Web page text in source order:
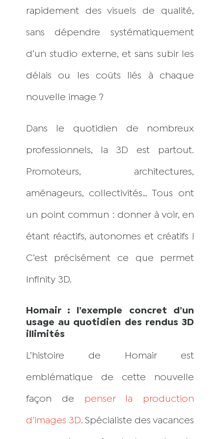
rapidement des visuels de qualité,
sans dépendre systématiquement
d’un studio externe, et sans subir les
délais ou les coûts liés à chaque
nouvelle image ?
Dans le quotidien de nombreux
professionnels, la 3D est partout.
Promoteurs, architectures,
aménageurs, collectivités… Tous ont
un point commun : donner à voir, en
étant réactifs, autonomes et créatifs !
C’est précisément ce que permet
Infinity 3D.
Homair : l’exemple concret d’un
usage au quotidien des rendus 3D
illimités
L’histoire de Homair est
emblématique de cette nouvelle
façon de penser la production
d’images 3D. Spécialiste des vacances